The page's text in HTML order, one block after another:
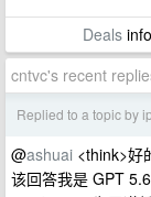
Deals
cntvc's recent
Replied to a topic by
@ashuai <think>好
该回答我是 GPT